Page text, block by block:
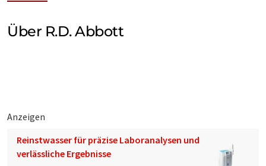
Über R.D. Abbott
Anzeigen
Reinstwasser für präzise Laboranalysen und
verlässliche Ergebnisse